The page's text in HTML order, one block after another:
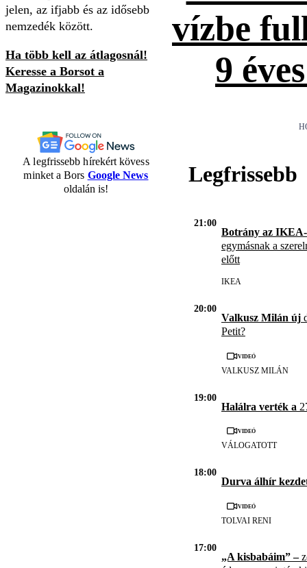
jelen, az ifjabb és az idősebb
nemzedék között.
Ha több kell az átlagosnál!
Keresse a Borsot a
Magazinokkal!
A legfrissebb hírekért kövess
minket a Bors Google News
oldalán is!
vízbe
9
Legfrissebb
21:00
Botrány az
egymásnak a
előtt
IKEA
20:00
Valkusz Milán új
Petit?
Videó
VALKUSZ MILÁN
19:00
Halálra verték a
Videó
VÁLOGATOTT
18:00
Durva álhír
Videó
TOLVAI RENI
17:00
„A kisbabáim” –